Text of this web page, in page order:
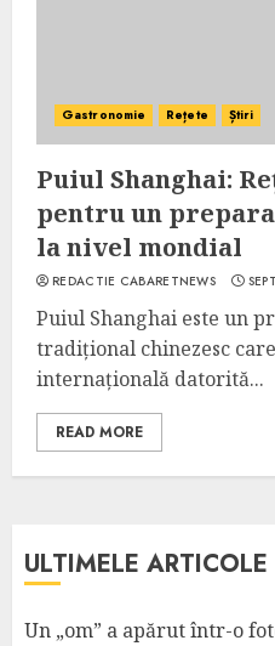
Gastronomie Rețete Știri
Puiul Shanghai:
pentru un
la nivel mondial
REDACTIE CABARETNEWS
Puiul Shanghai este un
tradițional chinezesc
internațională datorită...
READ MORE
ULTIMELE ARTICOLE
Un „om” a apărut într-o